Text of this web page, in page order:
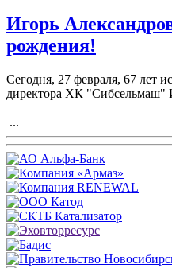
Игорь
рождения!
Сегодня, 27 февраля, 67 лет
директора ХК "Сибсельмаш"
...